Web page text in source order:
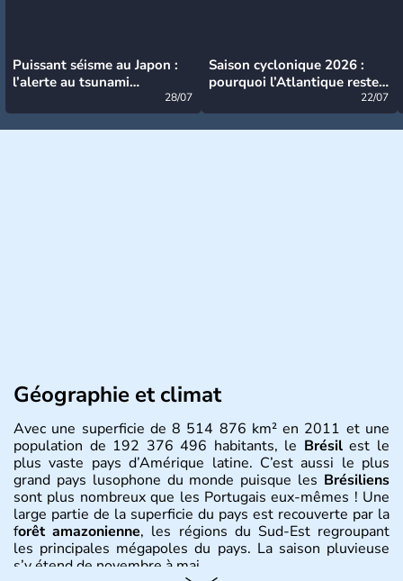
Puissant séisme au Japon :
l’alerte au tsunami
28/07
Saison cyclonique 2026 :
pourquoi l’Atlantique reste
22/07
Géographie et climat
Avec une superficie de 8 514 876 km² en 2011 et une
population de 192 376 496 habitants, le Brésilest le
plus vaste pays d’Amérique latine. C’est aussi le plus
grand pays lusophone du monde puisque les Brésiliens
sont plus nombreux que les Portugais eux-mêmes ! Une
large partie de la superficie du pays est recouverte par la
forêt amazonienne, les régions du Sud-Est regroupant
les principales mégapoles du pays. La saison pluvieuse
s’y étend de novembre à mai.